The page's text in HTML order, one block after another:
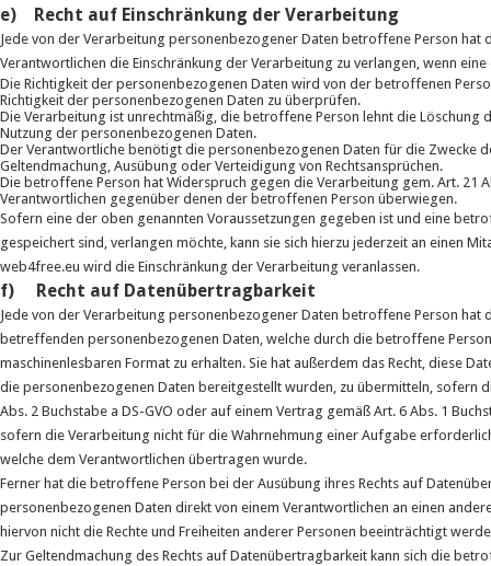
e) Recht auf Einschränkung der Verarbeitung
Jede von der Verarbeitung personenbezogener Daten betroffene Person
Verantwortlichen die Einschränkung der Verarbeitung zu verlangen, wenn
Die Richtigkeit der personenbezogenen Daten wird von der betroffenen
Richtigkeit der personenbezogenen Daten zu überprüfen.
Die Verarbeitung ist unrechtmäßig, die betroffene Person lehnt die
Nutzung der personenbezogenen Daten.
Der Verantwortliche benötigt die personenbezogenen Daten für die Zwecke
Geltendmachung, Ausübung oder Verteidigung von Rechtsansprüchen.
Die betroffene Person hat Widerspruch gegen die Verarbeitung gem. Art. 21
Verantwortlichen gegenüber denen der betroffenen Person überwiegen.
Sofern eine der oben genannten Voraussetzungen gegeben ist und eine
gespeichert sind, verlangen möchte, kann sie sich hierzu jederzeit an einen
web4free.eu wird die Einschränkung der Verarbeitung veranlassen.
f) Recht auf Datenübertragbarkeit
Jede von der Verarbeitung personenbezogener Daten betroffene Person hat
betreffenden personenbezogenen Daten, welche durch die betroffene
maschinenlesbaren Format zu erhalten. Sie hat außerdem das Recht, diese
die personenbezogenen Daten bereitgestellt wurden, zu übermitteln, sofern
Abs. 2 Buchstabe a DS-GVO oder auf einem Vertrag gemäß Art. 6 Abs. 1
sofern die Verarbeitung nicht für die Wahrnehmung einer Aufgabe
welche dem Verantwortlichen übertragen wurde.
Ferner hat die betroffene Person bei der Ausübung ihres Rechts auf
personenbezogenen Daten direkt von einem Verantwortlichen an einen
hiervon nicht die Rechte und Freiheiten anderer Personen beeinträchtigt
Zur Geltendmachung des Rechts auf Datenübertragbarkeit kann sich die